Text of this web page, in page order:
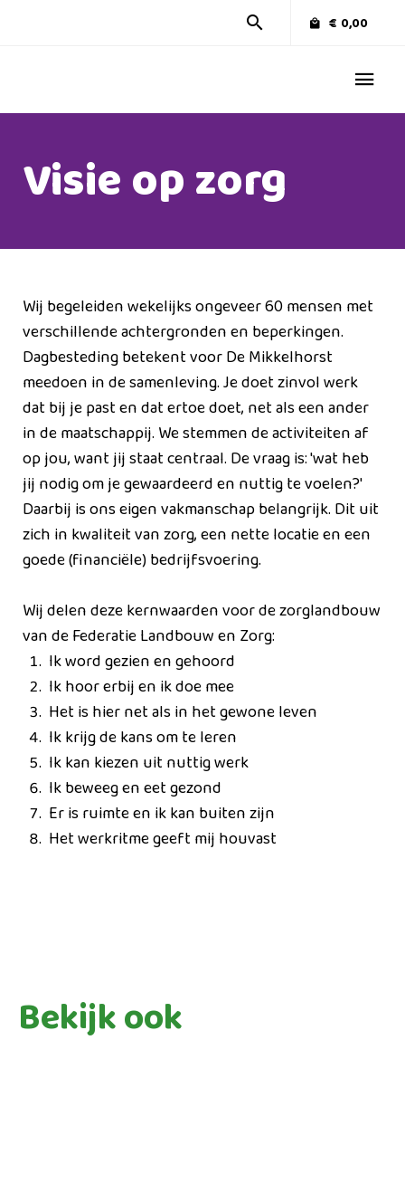
€ 0,00
Visie op zorg
Wij begeleiden wekelijks ongeveer 60 mensen met
verschillende achtergronden en beperkingen.
Dagbesteding betekent voor De Mikkelhorst
meedoen in de samenleving. Je doet zinvol werk
dat bij je past en dat ertoe doet, net als een ander
in de maatschappij. We stemmen de activiteiten af
op jou, want jij staat centraal. De vraag is: 'wat heb
jij nodig om je gewaardeerd en nuttig te voelen?'
Daarbij is ons eigen vakmanschap belangrijk. Dit uit
zich in kwaliteit van zorg, een nette locatie en een
goede (financiële) bedrijfsvoering.
Wij delen deze kernwaarden voor de zorglandbouw
van de Federatie Landbouw en Zorg:
Ik word gezien en gehoord
Ik hoor erbij en ik doe mee
Het is hier net als in het gewone leven
Ik krijg de kans om te leren
Ik kan kiezen uit nuttig werk
Ik beweeg en eet gezond
Er is ruimte en ik kan buiten zijn
Het werkritme geeft mij houvast
Bekijk ook